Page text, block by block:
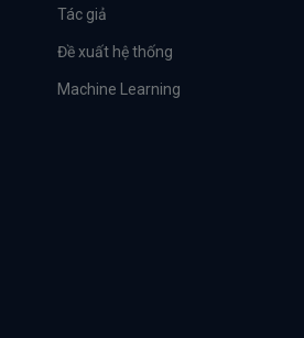
Tác giả
Đề xuất hệ thống
Machine Learning